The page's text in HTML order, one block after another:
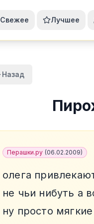
Свежее Лучшее
Назад
Перашки.ру (06.02.2009)
олега
не чьи нибуть а
ну просто